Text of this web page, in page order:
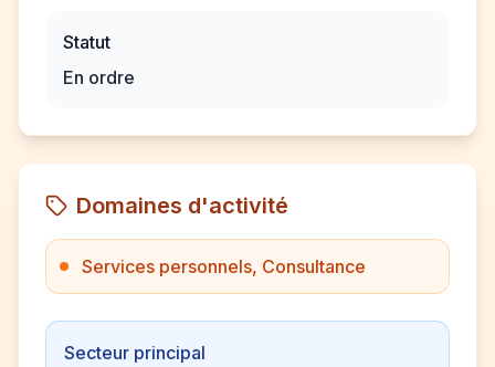
Statut
En ordre
Domaines d'activité
Services personnels, Consultance
Secteur principal